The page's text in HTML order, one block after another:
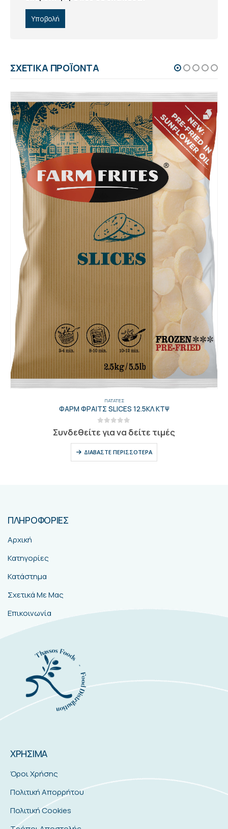
ΣΧΕΤΙΚΆ ΠΡΟΪΌΝΤΑ
ΠΑΤΆΤΕΣ
ΦΑΡΜ ΦΡΑΙΤΣ SLICES 12.5ΚΛ ΚΤΨ
out of 5
Συνδεθείτε για να δείτε τιμές
ΔΙΑΒΆΣΤΕ ΠΕΡΙΣΣΌΤΕΡΑ
ΠΛΗΡΟΦΟΡΙΕΣ
Αρχική
Κατηγορίες
Κατάστημα
Σχετικά Με Μας
Επικοινωνία
ΧΡΗΣΙΜΑ
Όροι Χρήσης
Πολιτική Απορρήτου
Πολιτική Cookies